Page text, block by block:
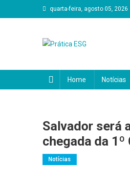
to
quarta-feira, agosto 05, 2026
Home Notícias
Salvador será
chegada da
Notícias